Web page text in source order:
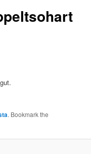
. Bookmark the